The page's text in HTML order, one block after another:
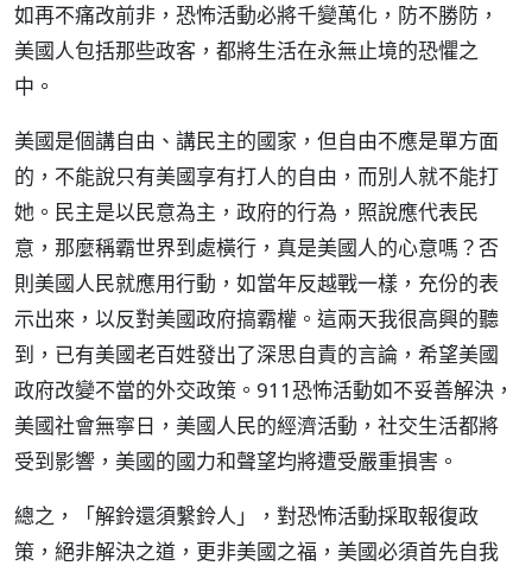
如再不痛改前非，恐怖活動必將千變萬化，防不勝防，
美國人包括那些政客，都將生活在永無止境的恐懼之
中。
美國是個講自由、講民主的國家，但自由不應是單方面
的，不能說只有美國享有打人的自由，而別人就不能打
她。民主是以民意為主，政府的行為，照說應代表民
意，那麼稱霸世界到處橫行，真是美國人的心意嗎？否
則美國人民就應用行動，如當年反越戰一樣，充份的表
示出來，以反對美國政府搞霸權。這兩天我很高興的聽
到，已有美國老百姓發出了深思自責的言論，希望美國
政府改變不當的外交政策。911恐怖活動如不妥善解決，
美國社會無寧日，美國人民的經濟活動，社交生活都將
受到影響，美國的國力和聲望均將遭受嚴重損害。
總之，「解鈴還須繫鈴人」，對恐怖活動採取報復政
策，絕非解決之道，更非美國之福，美國必須首先自我